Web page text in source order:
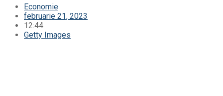
Economie
februarie 21, 2023
12:44
Getty Images